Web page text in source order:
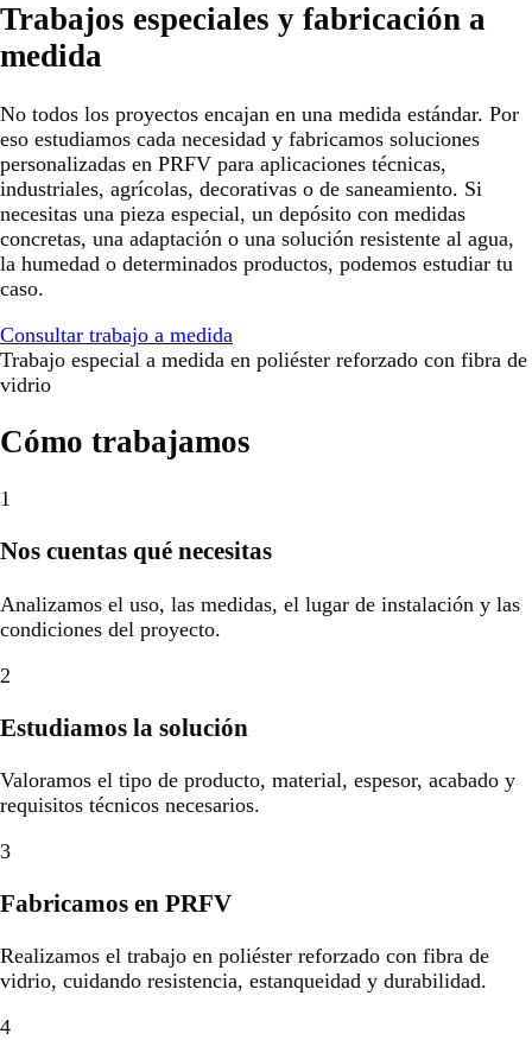
Trabajos especiales y fabricación a
medida
No todos los proyectos encajan en una medida estándar. Por
eso estudiamos cada necesidad y fabricamos soluciones
personalizadas en PRFV para aplicaciones técnicas,
industriales, agrícolas, decorativas o de saneamiento. Si
necesitas una pieza especial, un depósito con medidas
concretas, una adaptación o una solución resistente al agua,
la humedad o determinados productos, podemos estudiar tu
caso.
Consultar trabajo a medida
Trabajo especial a medida en poliéster reforzado con fibra de
vidrio
Cómo trabajamos
1
Nos cuentas qué necesitas
Analizamos el uso, las medidas, el lugar de instalación y las
condiciones del proyecto.
2
Estudiamos la solución
Valoramos el tipo de producto, material, espesor, acabado y
requisitos técnicos necesarios.
3
Fabricamos en PRFV
Realizamos el trabajo en poliéster reforzado con fibra de
vidrio, cuidando resistencia, estanqueidad y durabilidad.
4